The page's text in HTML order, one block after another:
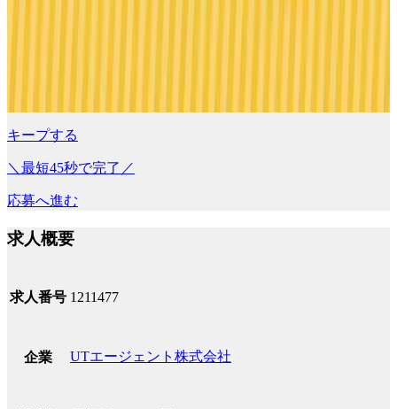
キープする
＼最短45秒で完了／
応募へ進む
求人概要
求人番号 1211477
企業 UTエージェント株式会社